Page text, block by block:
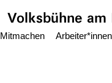
Volksbühne am
Mitmachen Arbeiter*innen